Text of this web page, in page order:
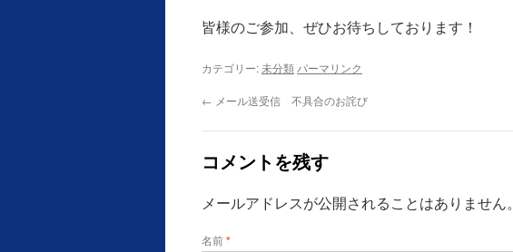
皆様のご参加、ぜひお待ちしております！
カテゴリー:未分類 パーマリンク
← メール送受信 不具合のお詫び
コメントを残す
メールアドレスが公開されることはありません。
名前*